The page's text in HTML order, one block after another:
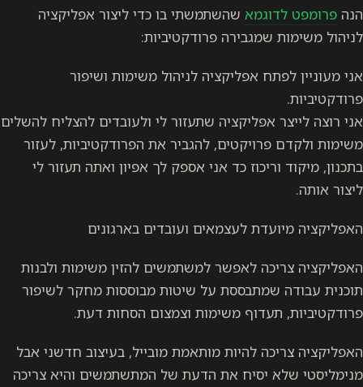
שהשתמשתי בו כדי ליצור אפליקציה
פרודקטיביות:
לניהול משימות ושיפור
שתעזור לי ולעובדים להצליח להשלים
להגביר את הפרודקטיביות, לעזור
כד אני אספק לך אפיון ואתה תעזור לי
לעצמאים ועובדים בארגונים
לאפשר למשתמשים להזין משימות ולבנות
על שיטות מבוססות מחקר לשיפור
משימות וצמצום הסחות דעת.
מותאמת מובייל, בעיצוב חדשני אבל
את הדעת של המתשתמשים והיא צריכה